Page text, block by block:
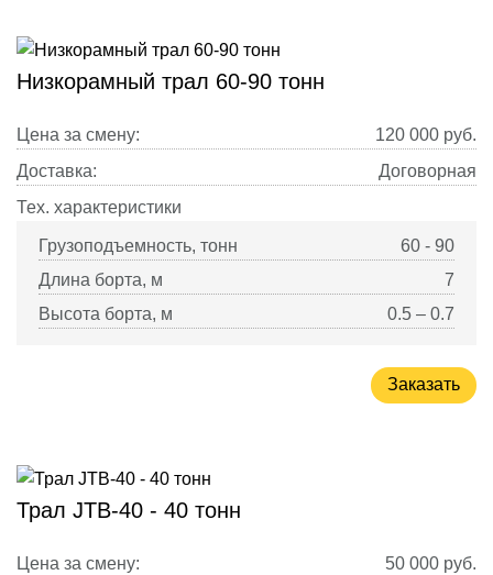
Низкорамный трал 60-90 тонн
Цена за смену: 120 000 руб.
Доставка:
Договорная
Тех. характеристики
Грузоподъемность, тонн
60 - 90
Длина борта, м
7
Высота борта, м
0.5 – 0.7
Заказать
Трал JTB-40 - 40 тонн
Цена за смену: 50 000 руб.